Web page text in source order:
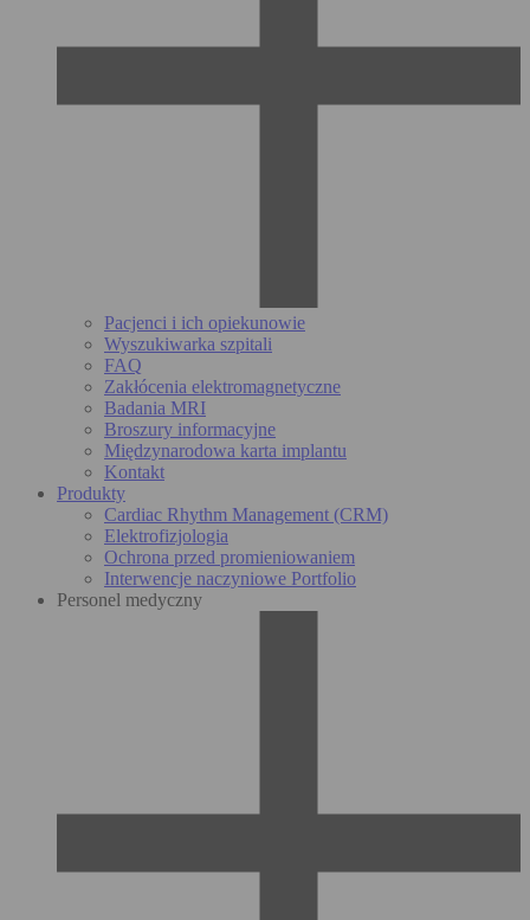
Pacjenci i ich opiekunowie
Wyszukiwarka szpitali
FAQ
Zakłócenia elektromagnetyczne
Badania MRI
Broszury informacyjne
Międzynarodowa karta implantu
Kontakt
Produkty
Cardiac Rhythm Management (CRM)
Elektrofizjologia
Ochrona przed promieniowaniem
Interwencje naczyniowe Portfolio
Personel medyczny